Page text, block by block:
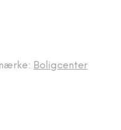
Boligcenter